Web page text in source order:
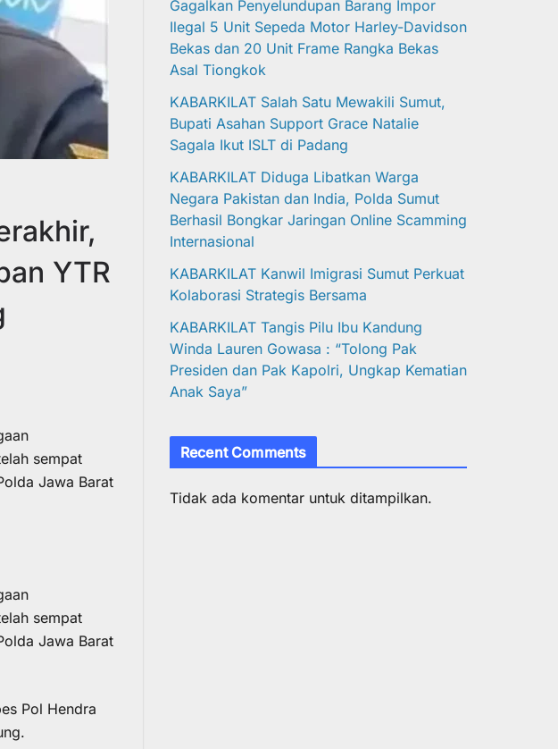
YTR
sempat
Jawa Barat
sempat
Jawa Barat
Pol Hendra
Gagalkan Penyelundupan Barang Impor
Ilegal 5 Unit Sepeda Motor Harley-Davidson
Bekas dan 20 Unit Frame Rangka Bekas
Asal Tiongkok
KABARKILAT Salah Satu Mewakili Sumut,
Bupati Asahan Support Grace Natalie
Sagala Ikut ISLT di Padang
KABARKILAT Diduga Libatkan Warga
Negara Pakistan dan India, Polda Sumut
Berhasil Bongkar Jaringan Online Scamming
Internasional
KABARKILAT Kanwil Imigrasi Sumut Perkuat
Kolaborasi Strategis Bersama
KABARKILAT Tangis Pilu Ibu Kandung
Winda Lauren Gowasa : “Tolong Pak
Presiden dan Pak Kapolri, Ungkap Kematian
Anak Saya”
Recent Comments
Tidak ada komentar untuk ditampilkan.